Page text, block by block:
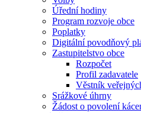
Úřední hodiny
Program rozvoje obce
Poplatky
Digitální povodňový
Zastupitelstvo obce
Rozpočet
Profil zadavatele
Věstník
Srážkové úhrny
Žádost o povolení